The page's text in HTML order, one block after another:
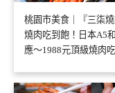
桃園市美食｜『三柒
燒肉吃到飽！日本A5
應～1988元頂級燒肉